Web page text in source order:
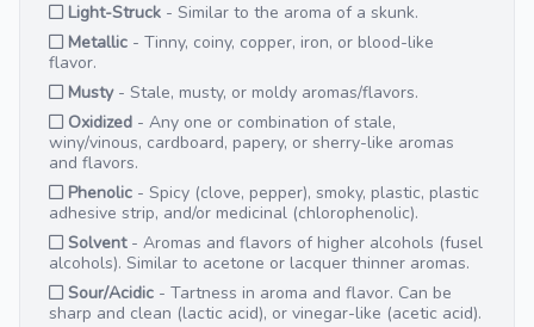
Light-Struck - Similar to the aroma of a skunk.
Metallic - Tinny, coiny, copper, iron, or blood-like
flavor.
Musty- Stale, musty, or moldy aromas/flavors.
Oxidized - Any one or combination of stale,
winy/vinous, cardboard, papery, or sherry-like aromas
and flavors.
Phenolic - Spicy (clove, pepper), smoky, plastic, plastic
adhesive strip, and/or medicinal (chlorophenolic).
Solvent- Aromas and flavors of higher alcohols (fusel
alcohols). Similar to acetone or lacquer thinner aromas.
Sour/Acidic - Tartness in aroma and flavor. Can be
sharp and clean (lactic acid), or vinegar-like (acetic acid).